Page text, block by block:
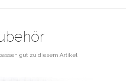
gut zu diesem Artikel.